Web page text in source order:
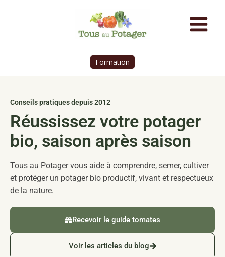
Formation
Conseils pratiques depuis 2012
Réussissez votre potager
bio, saison après saison
Tous au Potager vous aide à comprendre, semer, cultiver
et protéger un potager bio productif, vivant et respectueux
de la nature.
Recevoir le guide tomates
Voir les articles du blog